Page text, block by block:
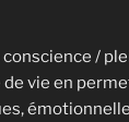
/
vie en